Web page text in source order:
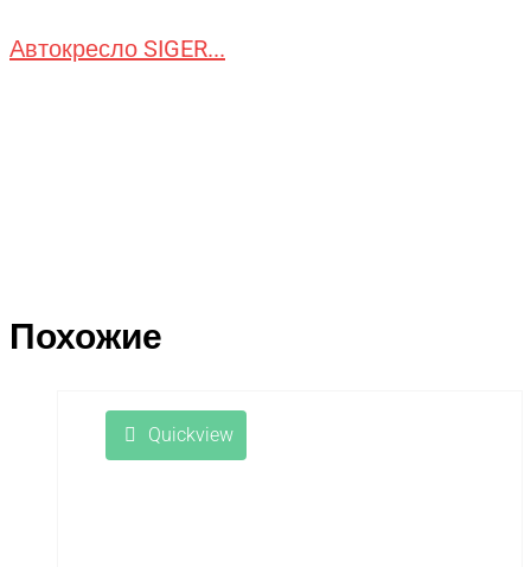
Автокресло SIGER...
Похожие
Quickview